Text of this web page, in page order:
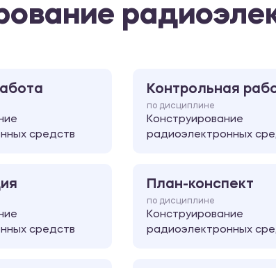
средств
Контрольная
по дисциплине
Конструирование
радиоэлектронных
средств
План-конспект
по дисциплине
Конструирование
радиоэлектронных